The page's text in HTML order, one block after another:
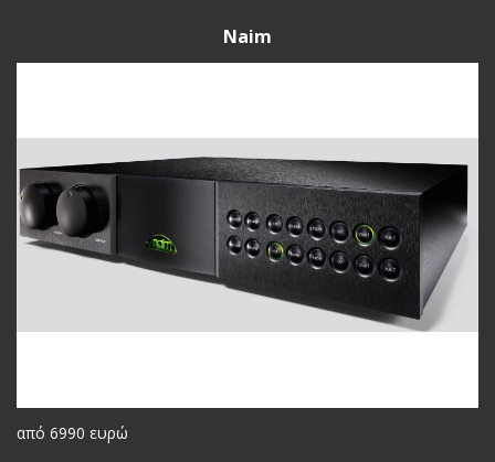
Naim
από 6990 ευρώ